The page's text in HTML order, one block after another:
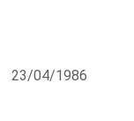
23/04/1986